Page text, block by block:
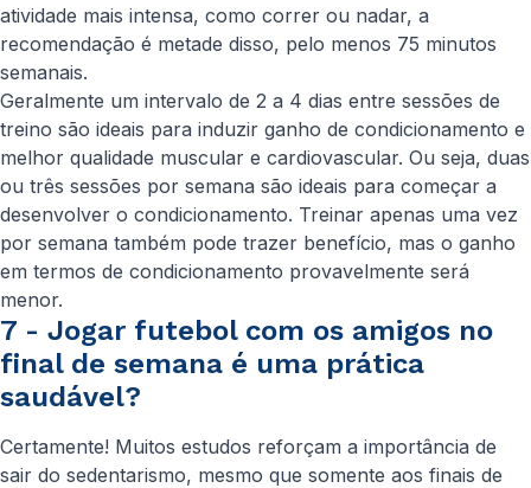
atividade mais intensa, como correr ou nadar, a
recomendação é metade disso, pelo menos 75 minutos
semanais.
Geralmente um intervalo de 2 a 4 dias entre sessões de
treino são ideais para induzir ganho de condicionamento e
melhor qualidade muscular e cardiovascular. Ou seja, duas
ou três sessões por semana são ideais para começar a
desenvolver o condicionamento. Treinar apenas uma vez
por semana também pode trazer benefício, mas o ganho
em termos de condicionamento provavelmente será
menor.
7 - Jogar futebol com os amigos no
final de semana é uma prática
saudável?
Certamente! Muitos estudos reforçam a importância de
sair do sedentarismo, mesmo que somente aos finais de